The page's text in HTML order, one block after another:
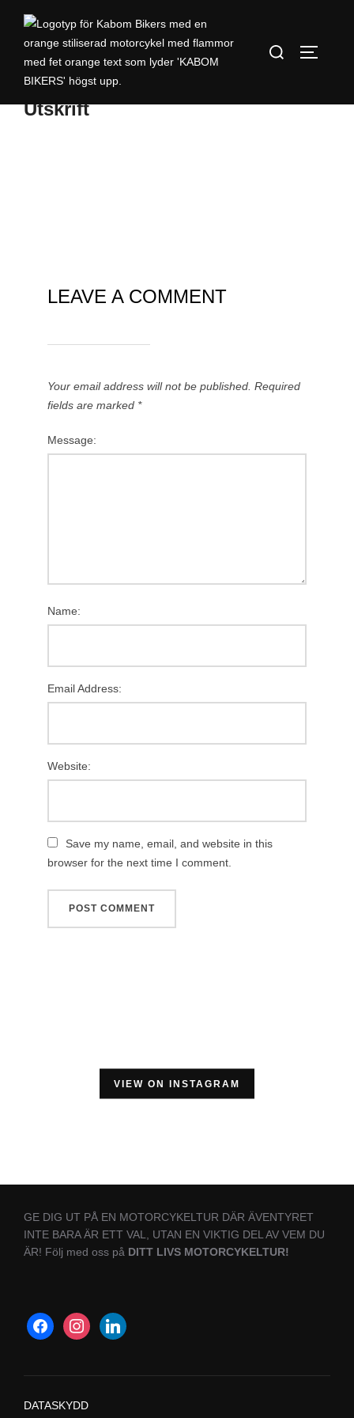
Utskrift
LEAVE A COMMENT
Your email address will not be published. Required
fields are marked *
Message:
Name:
Email Address:
Website:
Save my name, email, and website in this
browser for the next time I comment.
VIEW ON INSTAGRAM
GE DIG UT PÅ EN MOTORCYKELTUR DÄR ÄVENTYRET
INTE BARA ÄR ETT VAL, UTAN EN VIKTIG DEL AV VEM DU
ÄR! Följ med oss på DITT LIVS MOTORCYKELTUR!
DATASKYDD